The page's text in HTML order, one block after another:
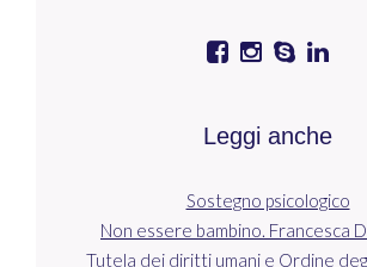
Leggi anche
Sostegno psicologico
Non essere bambino. Francesca
Tutela dei diritti umani e Ordine